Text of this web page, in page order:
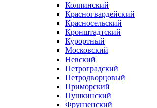
Колпинский
Красногвардейский
Красносельский
Кронштадтский
Курортный
Московский
Невский
Петроградский
Петродворцовый
Приморский
Пушкинский
Фрунзенский